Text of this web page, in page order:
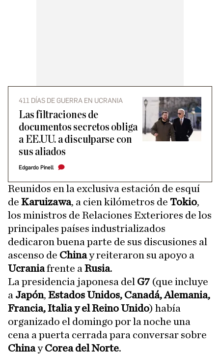
411 DÍAS DE GUERRA EN UCRANIA
Las filtraciones de
documentos secretos obliga
a EE.UU. a disculparse con
sus aliados
Edgardo Pinell
Reunidos en la exclusiva estación de esquí
de Karuizawa, a cien kilómetros de Tokio,
los ministros de Relaciones Exteriores de los
principales países industrializados
dedicaron buena parte de sus discusiones al
ascenso de Chinay reiteraron su apoyo a
Ucraniafrente a Rusia.
La presidencia japonesa del G7 (que incluye
a Japón, Estados Unidos, Canadá, Alemania,
Francia, Italia y el Reino Unido) había
organizado el domingo por la noche una
cena a puerta cerrada para conversar sobre
ChinayCorea del Norte.